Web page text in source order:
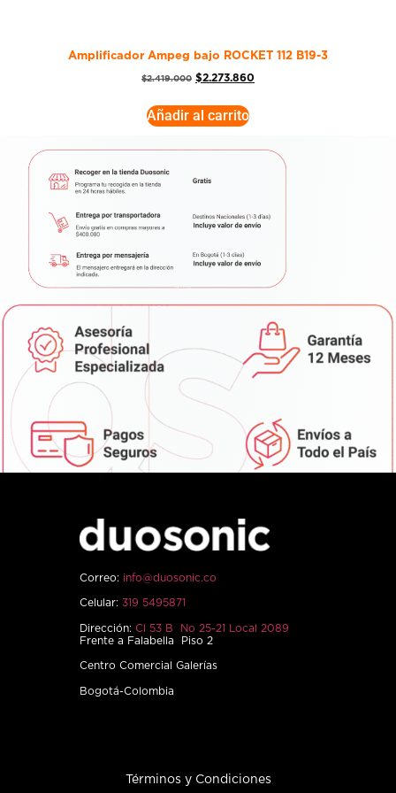
Amplificador Ampeg bajo ROCKET 112 B19-3
$2.419.000 $2.273.860
Añadir al carrito
Correo: info@duosonic.co
Celular: 319 5495871
Dirección: Cl 53 B No 25-21 Local 2089
Frente a Falabella Piso 2
Centro Comercial Galerías
Bogotá-Colombia
Términos y Condiciones